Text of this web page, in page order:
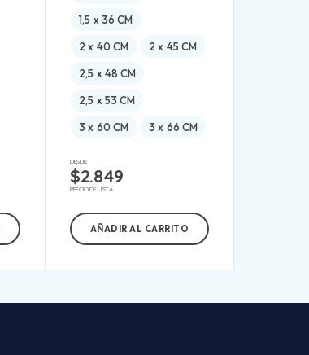
1,5 x 36 CM
2 x 40 CM 2 x 45 CM
2,5 x 48 CM
2,5 x 53 CM
3 x 60 CM 3 x 66 CM
DESDE:
$2.849
PRECIO DE LISTA
AÑADIR AL CARRITO